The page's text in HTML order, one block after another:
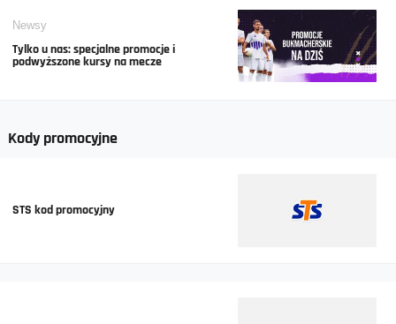
Newsy
Tylko u nas: specjalne promocje i
podwyższone kursy na mecze
Kody promocyjne
STS kod promocyjny